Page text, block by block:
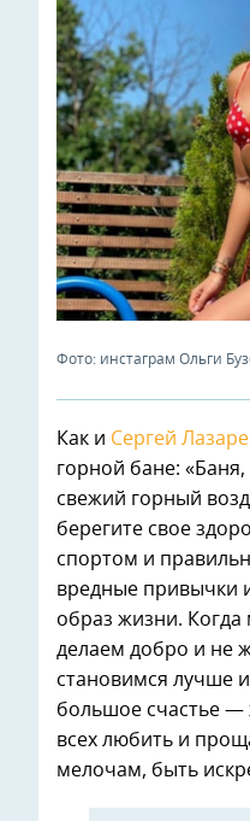
Фото: инстаграм Ольги
Как и Сергей
горной бане:
свежий горный
берегите свое
спортом и
вредные привычки
образ жизни.
делаем добро и не
становимся лучше
большое счастье —
всех любить и
мелочам, быть